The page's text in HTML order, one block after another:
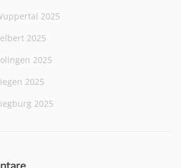
2025
2025
2025
2025
2025